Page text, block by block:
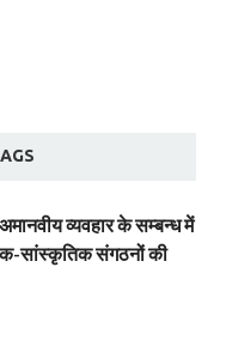
व्यवहार के सम्बन्ध में
सांस्कृतिक संगठनों की